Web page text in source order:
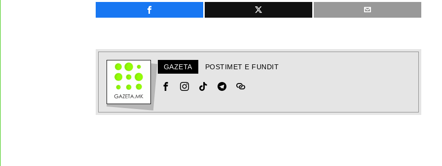
GAZETA POSTIMET E FUNDIT